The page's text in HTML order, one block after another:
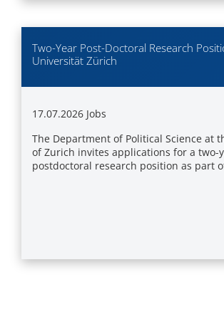
Two-Year Post-Doctoral Research
Universität Zürich
17.07.2026 Jobs
The Department of Political Science at
of Zurich invites applications for a two-
postdoctoral research position as part